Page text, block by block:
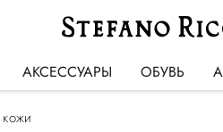
АКСЕССУАРЫ ОБУВЬ